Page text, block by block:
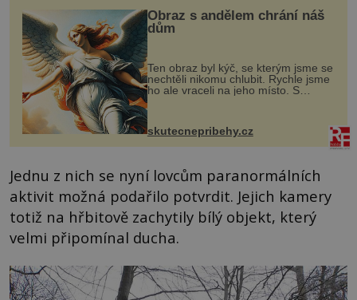
Obraz s andělem chrání náš
dům
Ten obraz byl kýč, se kterým jsme se
nechtěli nikomu chlubit. Rychle jsme
ho ale vraceli na jeho místo. S
manželem Vaškem jsme si pořídili
chaloupku, takový domek na severu
Čech, kde jsme si naplánova...
skutecnepribehy.cz
Jednu z nich se nyní lovcům paranormálních
aktivit možná podařilo potvrdit. Jejich kamery
totiž na hřbitově zachytily bílý objekt, který
velmi připomínal ducha.